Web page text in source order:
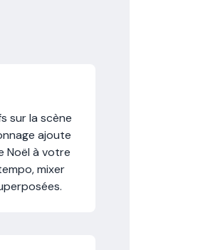
sur la scène
ajoute
Noël à votre
mixer